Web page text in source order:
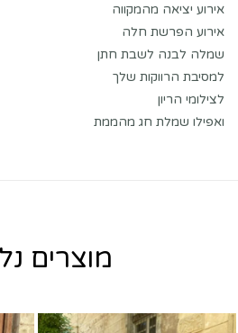
אירוע יציאה מהמקווה
אירוע הפרשת חלה
שמלה לבנה לשבת חתן
למסיבת הרווקות שלך
לצילומי הריון
ואפילו שמלת חג מהממת
מוצרים